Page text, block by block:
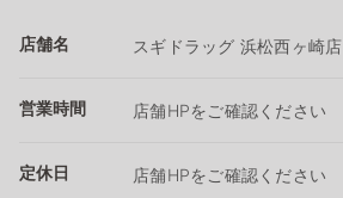
店舗名 スギドラッグ 浜松西ヶ崎店
営業時間 店舗HPをご確認ください
定休日 店舗HPをご確認ください